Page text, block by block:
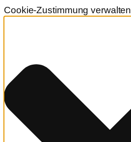
Cookie-Zustimmung verwalten